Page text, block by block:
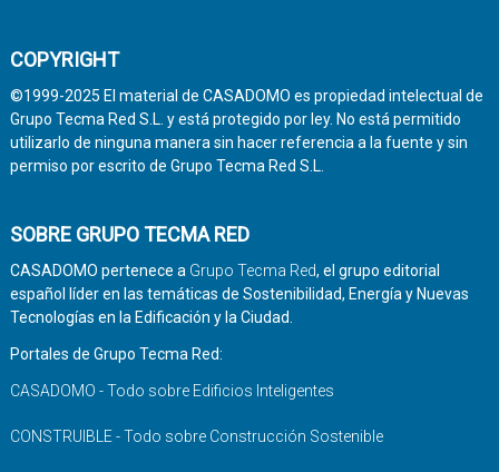
COPYRIGHT
©1999-2025 El material de CASADOMO es propiedad intelectual de
Grupo Tecma Red S.L. y está protegido por ley. No está permitido
utilizarlo de ninguna manera sin hacer referencia a la fuente y sin
permiso por escrito de Grupo Tecma Red S.L.
SOBRE GRUPO TECMA RED
CASADOMO pertenece a Grupo Tecma Red, el grupo editorial
español líder en las temáticas de Sostenibilidad, Energía y Nuevas
Tecnologías en la Edificación y la Ciudad.
Portales de Grupo Tecma Red:
CASADOMO - Todo sobre Edificios Inteligentes
CONSTRUIBLE - Todo sobre Construcción Sostenible